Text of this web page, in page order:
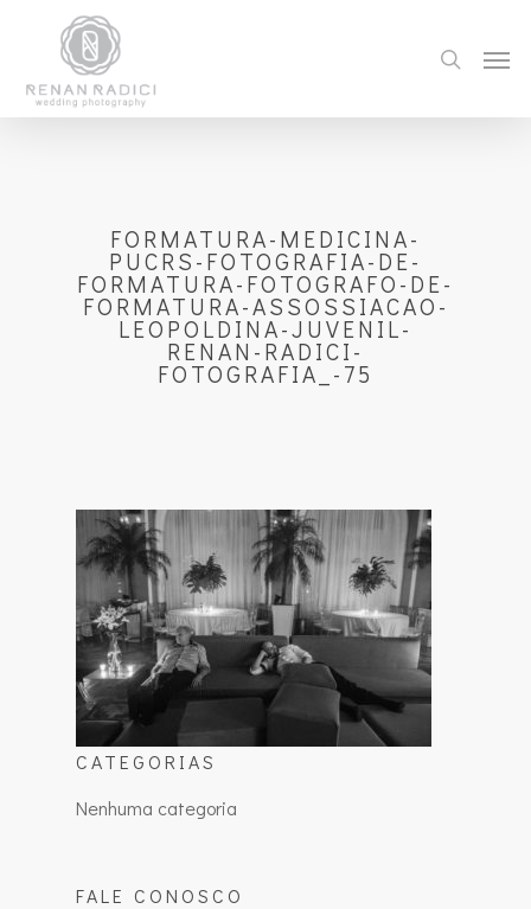
FORMATURA-MEDICINA-
PUCRS-FOTOGRAFIA-DE-
FORMATURA-FOTOGRAFO-DE-
FORMATURA-ASSOSSIACAO-
LEOPOLDINA-JUVENIL-
RENAN-RADICI-
FOTOGRAFIA_-75
CATEGORIAS
Nenhuma categoria
FALE CONOSCO